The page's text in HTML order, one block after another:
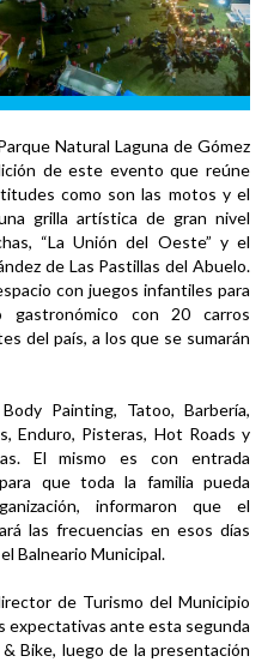
Natural Laguna de Gómez
de este evento que reúne
como son las motos y el
grilla artística de gran nivel
“La Unión del Oeste” y el
de Las Pastillas del Abuelo.
con juegos infantiles para
con 20 carros
del país, a los que se sumarán
Painting, Tatoo, Barbería,
Enduro, Pisteras, Hot Roads y
El mismo es con entrada
que toda la familia pueda
informaron que el
las frecuencias en esos días
Balneario Municipal.
de Turismo del Municipio
expectativas ante esta segunda
Bike, luego de la presentación